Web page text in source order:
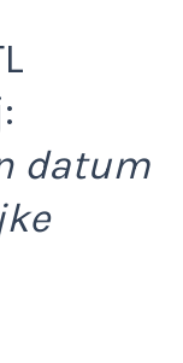
datum